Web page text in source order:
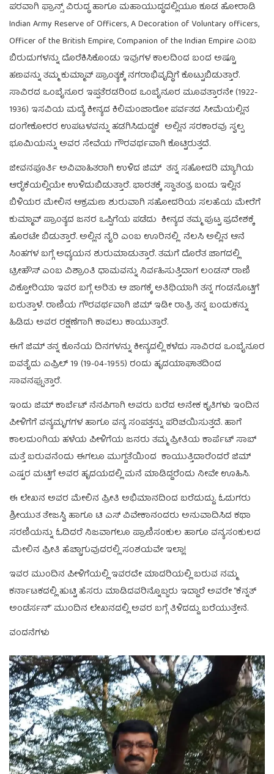
ಪರವಾಗಿ ಫ್ರಾನ್ಸ್ ವಿರುದ್ಧ ಹಾಗೂ ಮಹಾಯುದ್ಧದಲ್ಲಿಯೂ ಕೂಡ ಹೋರಾಡಿ
Indian Army Reserve of Officers, A Decoration of Voluntary officers,
Officer of the British Empire, Companion of the Indian Empire ಎಂಬ
ಬಿರುದುಗಳನ್ನು ದೊರೆಕಿಸಿಕೊಂಡು ಇವುಗಳ ಕಾಲದಿಂದ ಬಂದ ಅಷ್ಟೂ
ಹಣವನ್ನು ತಮ್ಮ ಕುಮ್ಮಾವ್ ಪ್ರಾಂತ್ಯಕ್ಕೆ ನಗರಾಭಿವೃದ್ಧಿಗೆ ಕೊಟ್ಟುಬಿಡುತ್ತಾರೆ.
ಸಾವಿರದ ಒಂಬೈನೂರ ಇಪ್ಪತೆರಡರಿಂದ ಒಂಬೈನೂರ ಮೂವತ್ತಾರನೇ (1922-
1936) ಇಸವಿಯ ಮದ್ಯೆ ಕೀನ್ಯದ ಕಿಲಿಮಂಜಾರೋ ಪರ್ವತದ ಸೀಮೆಯಲ್ಲಿನ
ದಂಗೇಕೋರರ ಉಪಟಳವನ್ನು ಹಡಗಿಸಿದುದ್ದಕೆ ಅಲ್ಲಿನ ಸರಕಾರವು ಸ್ವಲ್ಪ
ಭೂಮಿಯನ್ನು ಅವರ ಸೇವೆಯ ಗೌರವರ್ಥವಾಗಿ ಕೊಟ್ಟಿರುತ್ತದೆ.
ಜೀವನಪೂರ್ತಿ ಅವಿವಾಹಿತರಾಗಿ ಉಳಿದ ಜಿಮ್ ತನ್ನ ಸಹೋದರಿ ಮ್ಯಾಗಿಯ
ಆರೈಕೆಯಲ್ಲಿಯೇ ಉಳಿದುಬಿಡುತ್ತಾರೆ. ಭಾರತಕ್ಕೆ ಸ್ವಾತಂತ್ರ ಬಂದು ಇಲ್ಲಿನ
ಬಿಳಿಯರ ಮೇಲಿನ ಆಕ್ರಮಣ ಶುರುವಾಗಿ ಸಹೋದರಿಯ ಸಲಹೆಯ ಮೇರೆಗೆ
ಕುಮ್ಮಾವ್ ಪ್ರಾಂತ್ಯದ ಜನರ ಒಪ್ಪಿಗೆಯ ಪಡೆದು ಕೀನ್ಯದ ತಮ್ಮ ಪುಟ್ಟ ಪ್ರದೇಶಕ್ಕೆ
ಹೊರಟೇ ಬಿಡುತ್ತಾರೆ. ಅಲ್ಲಿನ ನೈರಿ ಎಂಬ ಊರಿನಲ್ಲಿ ನೆಲಸಿ ಅಲ್ಲಿನ ಆನೆ
ಸಿಂಹಗಳ ಬಗ್ಗೆ ಅಧ್ಯಯನ ಶುರುಮಾಡುತ್ತಾರೆ. ತಮಗೆ ದೊರೆತ ಜಾಗದಲ್ಲಿ
ಟ್ರೀಹೌಸ್ ಎಂಬ ವಿಶ್ರಾಂತಿ ಧಾಮವನ್ನು ನಿರ್ವಹಿಸುತ್ತಿದಾಗ ಲಂಡನ್ ರಾಣಿ
ವಿಕ್ಟೋರಿಯಾ ಇವರ ಬಗ್ಗೆ ಅರಿತು ಆ ಜಾಗಕ್ಕೆ ಅತಿಥಿಯಾಗಿ ತನ್ನ ಗಂಡನೊಟ್ಟಿಗೆ
ಬರುತ್ತಾಳೆ. ರಾಣಿಯ ಗೌರವರ್ಥವಾಗಿ ಜಿಮ್ ಇಡೀ ರಾತ್ರಿ ತನ್ನ ಬಂದುಕನ್ನು
ಹಿಡಿದು ಅವರ ರಕ್ಷಣೆಗಾಗಿ ಕಾವಲು ಕಾಯುತ್ತಾರೆ.
ಈಗೆ ಜಿಮ್ ತನ್ನ ಕೊನೆಯ ದಿನಗಳನ್ನು ಕೀನ್ಯದಲ್ಲಿ ಕಳೆದು ಸಾವಿರದ ಒಂಬೈನೂರ
ಐವತೈದು ಏಪ್ರಿಲ್ 19 (19-04-1955) ರಂದು ಹೃದಯಾಘಾತದಿಂದ
ಸಾವನಪ್ಪುತ್ತಾರೆ.
ಇಂದು ಜಿಮ್ ಕಾರ್ಬೆಟ್ ನೆನಪಿಗಾಗಿ ಅವರು ಬರೆದ ಅನೇಕ ಕೃತಿಗಳು ಇಂದಿನ
ಪೀಳಿಗೆಗೆ ವನ್ಯಮೃಗಗಳ ಹಾಗೂ ವನ್ಯ ಸಂಪತ್ತನ್ನು ಪರಿಚಯಿಸುತ್ತದೆ. ಹಾಗೆ
ಕಾಲದುಂಗಿಯ ಹಳೆಯ ಪೀಳಿಗೆಯ ಜನರು ತಮ್ಮ ಪ್ರೀತಿಯ ಕಾರ್ಪೆಟ್ ಸಾಬ್
ಮತ್ತೆ ಬರುವನೆಂದು ಈಗಲೂ ಮುಗ್ದತೆಯಿಂದ ಕಾಯುತ್ತಿದಾರೆಂದರೆ ಜಿಮ್
ಎಷ್ಟರ ಮಟ್ಟಿಗೆ ಅವರ ಹೃದಯದಲ್ಲಿ ಮನೆ ಮಾಡಿದ್ದರೆಂದು ನೀವೇ ಊಹಿಸಿ.
ಈ ಲೇಖನ ಅವರ ಮೇಲಿನ ಪ್ರೀತಿ ಅಭಿಮಾನದಿಂದ ಬರೆದುದ್ದು. ಓದುಗರು
ಶ್ರೀಯುತ ತೇಜಸ್ವಿ ಹಾಗೂ ಟಿ ಎಸ್ ವಿವೇಕಾನಂದರು ಅನುವಾದಿಸಿದ ಕಥಾ
ಸರಣಿಯನ್ನು ಓದಿದರೆ ನಿಜವಾಗಲೂ ಪ್ರಾಣಿಸಂಕುಲ ಹಾಗೂ ವನ್ಯಸಂಕುಲದ
ಮೇಲಿನ ಪ್ರೀತಿ ಹೆಚ್ಚಾಗುವುದರಲ್ಲಿ ಸಂಶಯವೇ ಇಲ್ಲಾ!
ಇವರ ಮುಂದಿನ ಪೀಳಿಗೆಯಲ್ಲಿ ಇವರದೇ ಮಾದರಿಯಲ್ಲಿ ಬರುವ ನಮ್ಮ
ಕರ್ನಾಟಕದಲ್ಲಿ ಹುಟ್ಟಿ ಹೆಸರು ಮಾಡಿದವರಿನ್ನೊಬ್ಬರು ಇದ್ದಾರೆ ಅವರೇ “ಕೆನ್ನತ್
ಅಂಡೆರ್ಸನ್” ಮುಂದಿನ ಲೇಖನದಲ್ಲಿ ಅವರ ಬಗ್ಗೆ ತಿಳಿದದ್ದು ಬರೆಯುತ್ತೇನೆ.
ವಂದನೆಗಳು